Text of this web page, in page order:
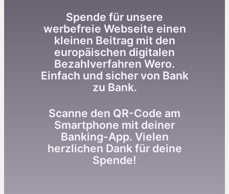
Spende für unsere
werbefreie Webseite einen
kleinen Beitrag mit den
europäischen digitalen
Bezahlverfahren Wero.
Einfach und sicher von Bank
zu Bank.
Scanne den QR-Code am
Smartphone mit deiner
Banking-App. Vielen
herzlichen Dank für deine
Spende!